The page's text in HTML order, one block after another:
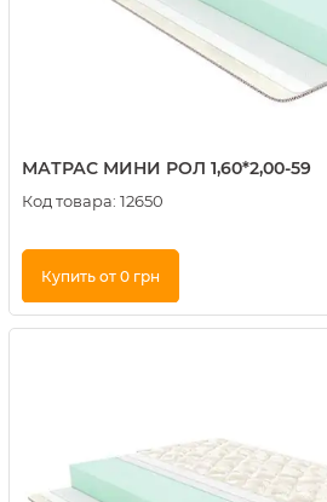
МАТРАС МИНИ РОЛ 1,60*2,00-59
Код товара: 12650
Купить от 0 грн
Купить в 1 клик